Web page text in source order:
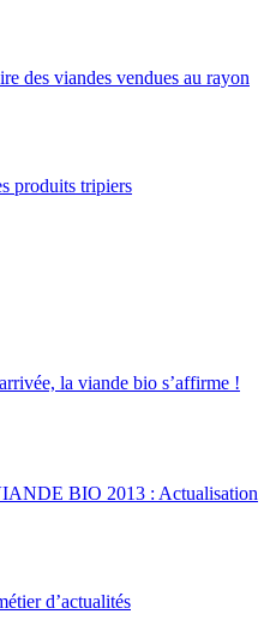
des viandes vendues au rayon
produits tripiers
la viande bio s’affirme !
BIO 2013 : Actualisation
d’actualités